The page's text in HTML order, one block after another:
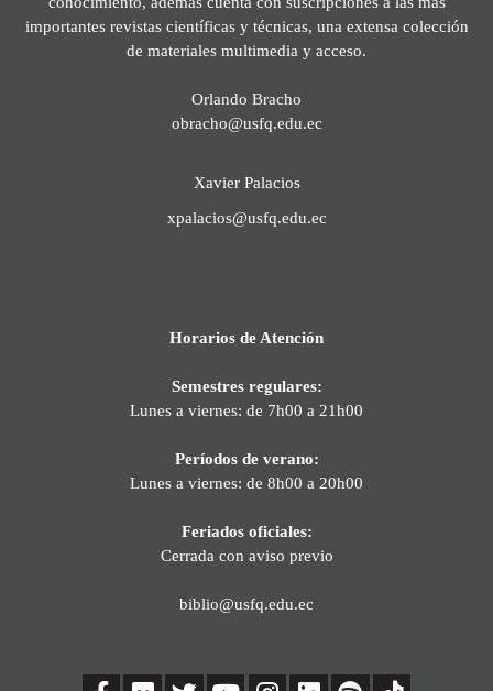
importantes revistas científicas y técnicas, una extensa colección
de materiales multimedia y acceso.
Orlando Bracho
obracho@usfq.edu.ec
Xavier Palacios
xpalacios@usfq.edu.ec
Horarios de Atención
Semestres regulares:
Lunes a viernes: de 7h00 a 21h00
Períodos de verano:
Lunes a viernes: de 8h00 a 20h00
Feriados oficiales:
Cerrada con aviso previo
biblio@usfq.edu.ec